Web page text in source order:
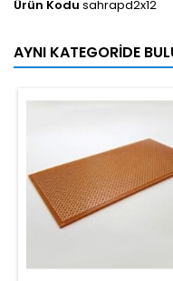
Ürün Kodu sahrapd2x12
AYNI KATEGORIDE